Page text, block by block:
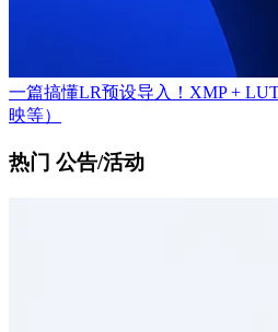
一篇搞懂LR预设导入！XMP +
映等）
热门 公告/活动